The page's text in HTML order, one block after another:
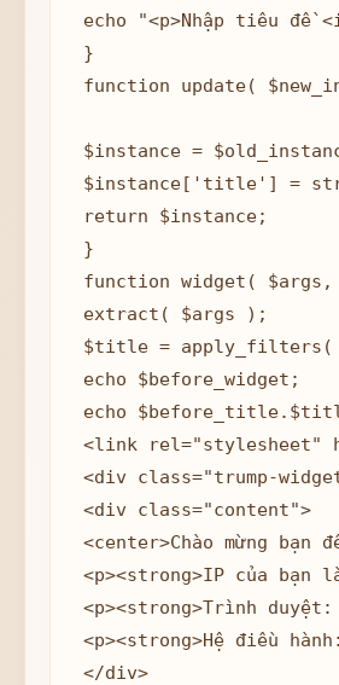
echo "<p>Nhập tiêu
}
function update(
$instance =
$instance['title'] =
return $instance;
}
function widget(
extract( $args );
$title =
echo $before_widget;
echo
<link rel="stylesheet"
<div class="trump-
<div class="content">
<center>Chào mừng bạn
<p><strong>IP của
<p><strong>Trình duyệt:
<p><strong>Hệ điều
</div>